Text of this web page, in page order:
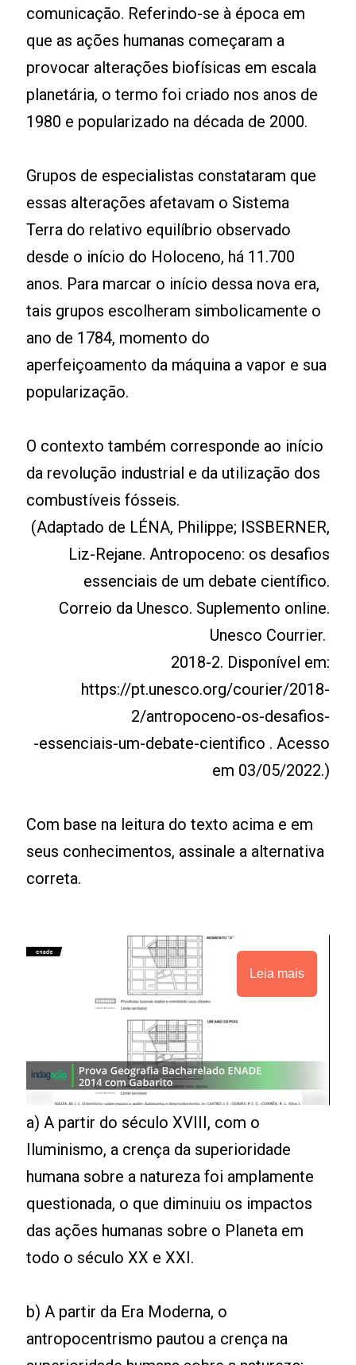
comunicação. Referindo-se à época em
que as ações humanas começaram a
provocar alterações biofísicas em escala
planetária, o termo foi criado nos anos de
1980 e popularizado na década de 2000.
Grupos de especialistas constataram que
essas alterações afetavam o Sistema
Terra do relativo equilíbrio observado
desde o início do Holoceno, há 11.700
anos. Para marcar o início dessa nova era,
tais grupos escolheram simbolicamente o
ano de 1784, momento do
aperfeiçoamento da máquina a vapor e sua
popularização.
O contexto também corresponde ao início
da revolução industrial e da utilização dos
combustíveis fósseis.
(Adaptado de LÉNA, Philippe; ISSBERNER,
Liz-Rejane. Antropoceno: os desafios
essenciais de um debate científico.
Correio da Unesco. Suplemento online.
Unesco Courrier.
2018-2. Disponível em:
https://pt.unesco.org/courier/2018-
2/antropoceno-os-desafios-
-essenciais-um-debate-cientifico . Acesso
em 03/05/2022.)
Com base na leitura do texto acima e em
seus conhecimentos, assinale a alternativa
correta.
Leia mais
a) A partir do século XVIII, com o
Iluminismo, a crença da superioridade
humana sobre a natureza foi amplamente
questionada, o que diminuiu os impactos
das ações humanas sobre o Planeta em
todo o século XX e XXI.
b) A partir da Era Moderna, o
antropocentrismo pautou a crença na